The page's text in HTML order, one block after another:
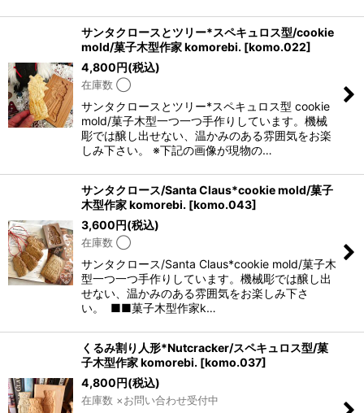
サンタクロースとツリー*スペキュロス型/cookie
mold/菓子木型作家 komorebi. [komo.022]
4,800円(税込)
在庫数 ◯
サンタクロースとツリー*スペキュロス型 cookie
mold/菓子木型一つ一つ手作りしています。機械
彫では醸し出せない、温かみのある雰囲気をお楽
しみ下さい。 ※下記の画像が現物の…
サンタクロース/Santa Claus*cookie mold/菓子
木型作家 komorebi. [komo.043]
3,600円(税込)
在庫数 ◯
サンタクロース/Santa Claus*cookie mold/菓子木
型一つ一つ手作りしています。機械彫では醸し出
せない、温かみのある雰囲気をお楽しみ下さ
い。 ■■菓子木型作家k…
くるみ割り人形*Nutcracker/スペキュロス型/菓
子木型作家 komorebi. [komo.037]
4,800円(税込)
在庫数 ×お問い合わせ受付中